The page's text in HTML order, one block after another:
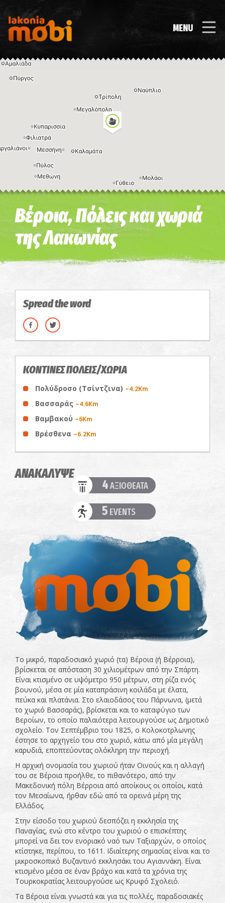
MENU
Η εικόνα ενδέχεται να υπόκειται σε πνευματικά δικαιώματα Όροι
Βέροια, Πόλεις και χωριά
της Λακωνίας
Spread the word
ΚΟΝΤΙΝΕΣ ΠΟΛΕΙΣ/ΧΩΡΙΑ
Πολύδροσο (Τσίντζινα) ~4.2Km
Βασσαράς ~4.6Km
Βαμβακού ~6Km
Βρέσθενα ~6.2Km
ΑΝΑΚΑΛΥΨΕ
4ΑΞΙΟΘΕΑΤΑ
5 EVENTS
Το μικρό, παραδοσιακό χωριό (τα) Βέροια (ή Βέρροια),
βρίσκεται σε απόσταση 30 χιλιομέτρων από την Σπάρτη.
Είναι κτισμένο σε υψόμετρο 950 μέτρων, στη ρίζα ενός
βουνού, μέσα σε μία καταπράσινη κοιλάδα με έλατα,
πεύκα και πλατάνια. Στο ελαιοδάσος του Πάρνωνα, (μετά
το χωριό Βασσαράς), βρίσκεται και το καταφύγιο των
Βεροίων, το οποίο παλαιότερα λειτουργούσε ως Δημοτικό
σχολείο. Τον Σεπτέμβριο του 1825, ο Κολοκοτρλωνης
έστησε το αρχηγείο του στο χωριό, κάτω από μία μεγάλη
καρυδιά, εποπτεύοντας ολόκληρη την περιοχή.
Η αρχική ονομασία του χωριού ήταν Οινούς και η αλλαγή
του σε Βέροια προήλθε, το πιθανότερο, από την
Μακεδονική πόλη Βέρροια από αποίκους οι οποίοι, κατά
τον Μεσαίωνα, ήρθαν εδώ από τα ορεινά μέρη της
Ελλάδος.
Στην είσοδο του χωριού δεσπόζει η εκκλησία της
Παναγίας, ενώ στο κέντρο του χωριού ο επισκέπτης
μπορεί να δει τον ενοριακό ναό των Ταξιαρχών, ο οποίος
κτίστηκε, περίπου, το 1611. Ιδιαίτερης σημασίας είναι και το
μικροσκοπικό Βυζαντινό εκκλησάκι του Αγιαννάκη. Είναι
κτισμένο μέσα σε έναν βράχο και κατά τα χρόνια της
Τουρκοκρατίας λειτουργούσε ως Κρυφό Σχολειό.
Τα Βέροια είναι γνωστά και για τις πολλές, παραδοσιακές